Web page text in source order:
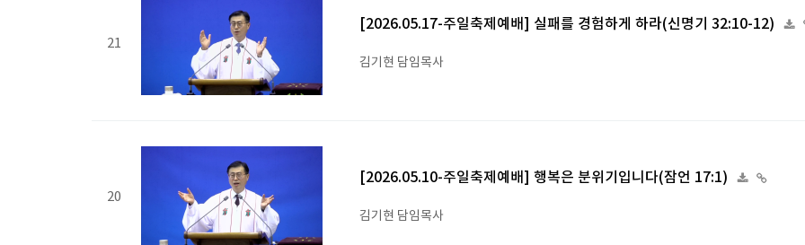
21
[2026.05.17-주일축제예배] 실패를 경험하게 하라(신명기 32:10-12)
김기현 담임목사
20
[2026.05.10-주일축제예배] 행복은 분위기입니다(잠언 17:1)
김기현 담임목사